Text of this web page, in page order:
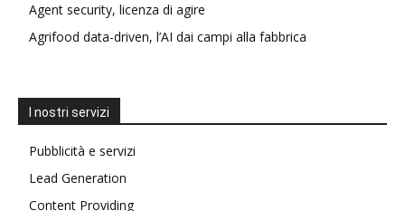
Agent security, licenza di agire
Agrifood data-driven, l’AI dai campi alla fabbrica
I nostri servizi
Pubblicità e servizi
Lead Generation
Content Providing